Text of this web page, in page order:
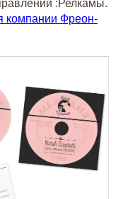
:Релкамы.
компании Фреон-